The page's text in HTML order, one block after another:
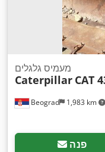
Beograd 1,983 km
מעמיס גלגלים
Caterpillar CAT
פנה